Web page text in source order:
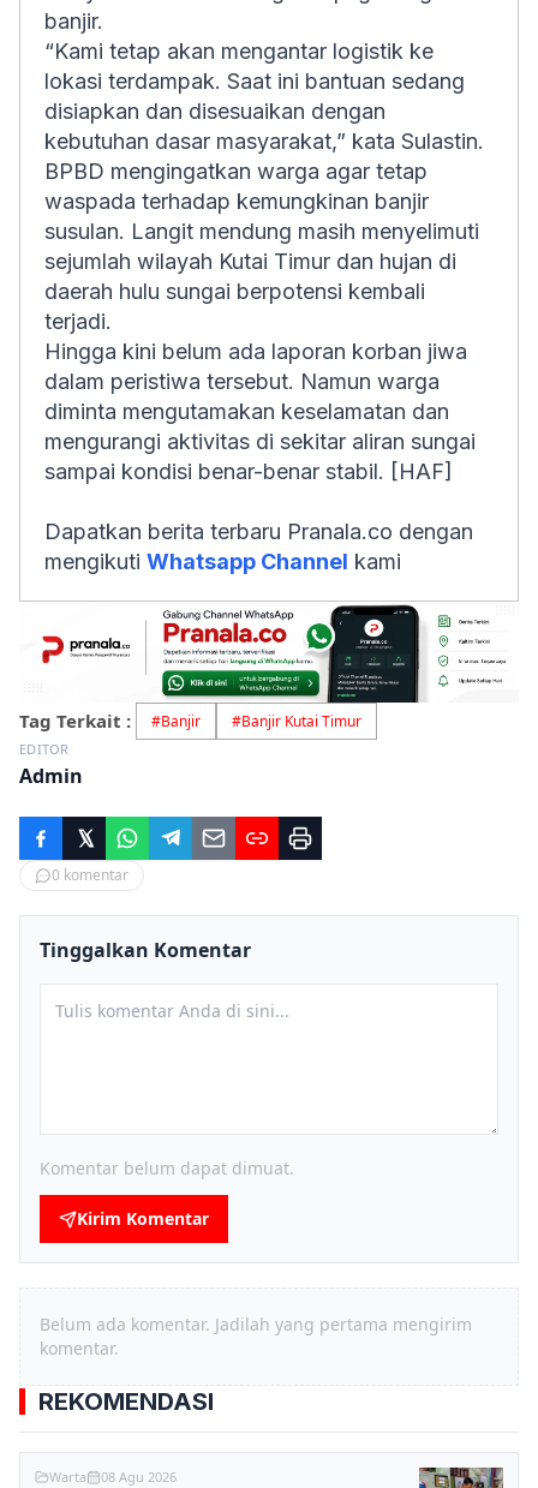
banjir.
“Kami tetap akan mengantar logistik ke
lokasi terdampak. Saat ini bantuan sedang
disiapkan dan disesuaikan dengan
kebutuhan dasar masyarakat,” kata Sulastin.
BPBD mengingatkan warga agar tetap
waspada terhadap kemungkinan banjir
susulan. Langit mendung masih menyelimuti
sejumlah wilayah Kutai Timur dan hujan di
daerah hulu sungai berpotensi kembali
terjadi.
Hingga kini belum ada laporan korban jiwa
dalam peristiwa tersebut. Namun warga
diminta mengutamakan keselamatan dan
mengurangi aktivitas di sekitar aliran sungai
sampai kondisi benar-benar stabil. [HAF]
Dapatkan berita terbaru Pranala.co dengan
mengikuti Whatsapp Channel kami
Tag Terkait : #Banjir #Banjir Kutai Timur
EDITOR
Admin
0 komentar
Tinggalkan Komentar
Komentar belum dapat dimuat.
Kirim Komentar
Belum ada komentar. Jadilah yang pertama mengirim
komentar.
REKOMENDASI
Warta 08 Agu 2026